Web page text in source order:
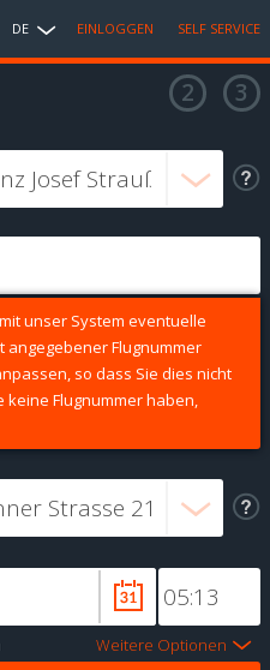
DE EINLOGGEN SELF SERVICE
unser System eventuelle
Flugnummer
so dass Sie dies nicht
keine Flugnummer haben,
Weitere Optionen